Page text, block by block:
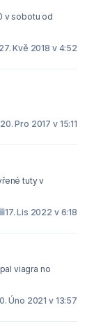
v sobotu od
Kvě 2018 v 4:52
20. Pro 2017 v 15:11
tuty v
17. Lis 2022 v 6:18
viagra no
Úno 2021 v 13:57